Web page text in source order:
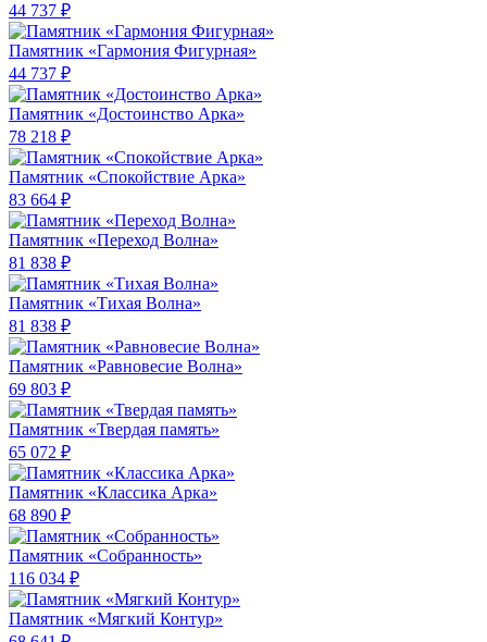
44 737 ₽
Памятник «Гармония Фигурная»
44 737 ₽
Памятник «Достоинство Арка»
78 218 ₽
Памятник «Спокойствие Арка»
83 664 ₽
Памятник «Переход Волна»
81 838 ₽
Памятник «Тихая Волна»
81 838 ₽
Памятник «Равновесие Волна»
69 803 ₽
Памятник «Твердая память»
65 072 ₽
Памятник «Классика Арка»
68 890 ₽
Памятник «Собранность»
116 034 ₽
Памятник «Мягкий Контур»